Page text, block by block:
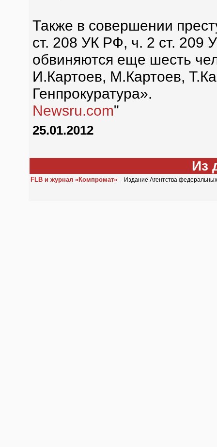
Также в совершении
ст. 208 УК РФ, ч. 2 ст. 209
обвиняются еще шесть
И.Картоев, М.Картоев,
Генпрокуратура».
Newsru.com"
25.01.2012
Из
FLB и журнал «Компромат» - Издание Агентства